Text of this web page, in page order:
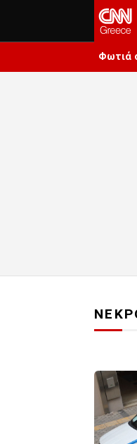
Φωτιά